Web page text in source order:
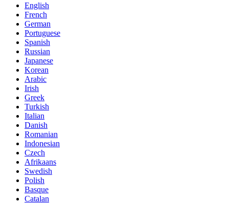
English
French
German
Portuguese
Spanish
Russian
Japanese
Korean
Arabic
Irish
Greek
Turkish
Italian
Danish
Romanian
Indonesian
Czech
Afrikaans
Swedish
Polish
Basque
Catalan